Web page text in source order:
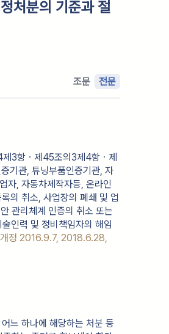
처분의 기준과 절
조문 전문
제3항ㆍ제45조의3제4항ㆍ제
기관, 튜닝부품인증기관, 자
자, 자동차제작자등, 온라인
의 취소, 사업장의 폐쇄 및 업
관리체계 인증의 취소 또는
인력 및 정비책임자의 해임
정 2016.9.7, 2018.6.28,
느 하나에 해당하는 처분 등